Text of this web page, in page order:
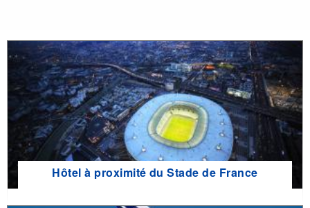
Hôtel à proximité du Stade de France